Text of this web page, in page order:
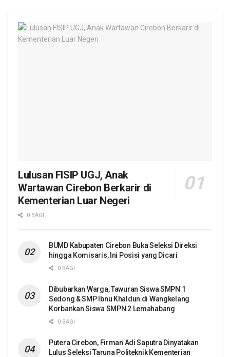
Lulusan FISIP UGJ, Anak
Wartawan Cirebon Berkarir di
Kementerian Luar Negeri
0 BAGI
BUMD Kabupaten Cirebon Buka Seleksi Direksi
hingga Komisaris, Ini Posisi yang Dicari
0 BAGI
Dibubarkan Warga, Tawuran Siswa SMPN 1
Sedong & SMP Ibnu Khaldun di Wangkelang
Korbankan Siswa SMPN 2 Lemahabang
0 BAGI
Putera Cirebon, Firman Adi Saputra Dinyatakan
Lulus Seleksi Taruna Politeknik Kementerian